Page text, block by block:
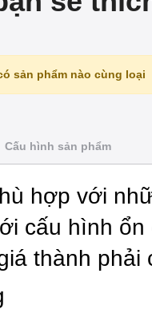
sản phẩm nào cùng loại
Cấu hình sản phẩm
hợp với
cấu hình
thành phải